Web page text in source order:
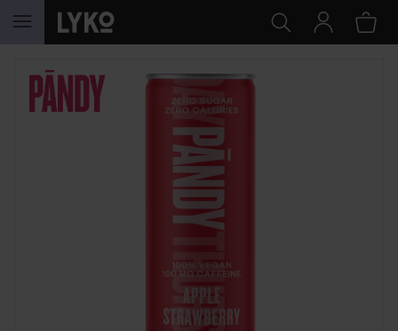
WEITER ZU INHALT